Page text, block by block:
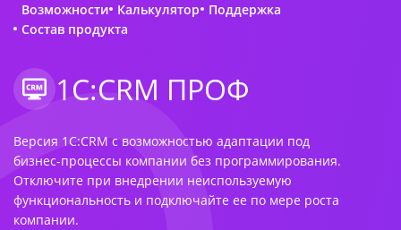
Возможности Калькулятор
Поддержка
Состав продукта
1С:CRM ПРОФ
Версия 1С:CRM с возможностью адаптации под
бизнес‑процессы компании без программирования.
Отключите при внедрении неиспользуемую
функциональность и подключайте ее по мере роста
компании.